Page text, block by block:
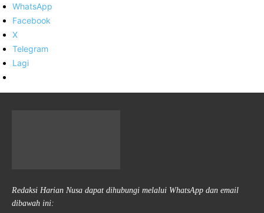
WhatsApp
Facebook
X
Telegram
Lagi
Redaksi Harian Nusa dapat dihubungi melalui WhatsApp dan email
dibawah ini: